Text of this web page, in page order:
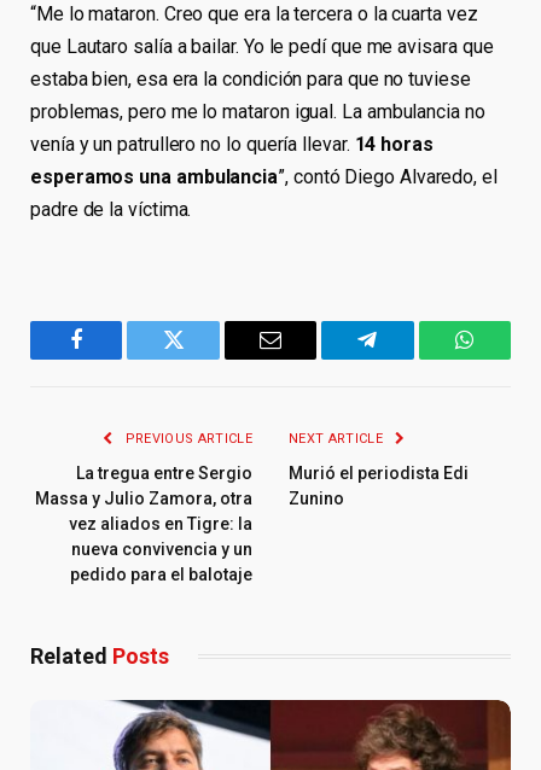
“Me lo mataron. Creo que era la tercera o la cuarta vez
que Lautaro salía a bailar. Yo le pedí que me avisara que
estaba bien, esa era la condición para que no tuviese
problemas, pero me lo mataron igual. La ambulancia no
venía y un patrullero no lo quería llevar. 14 horas
esperamos una ambulancia”, contó Diego Alvaredo, el
padre de la víctima.
Facebook Twitter Email Telegram
PREVIOUS ARTICLE
La tregua entre Sergio
Massa y Julio Zamora, otra
vez aliados en Tigre: la
nueva convivencia y un
pedido para el balotaje
NEXT ARTICLE
Murió el periodista Edi
Zunino
Related Posts